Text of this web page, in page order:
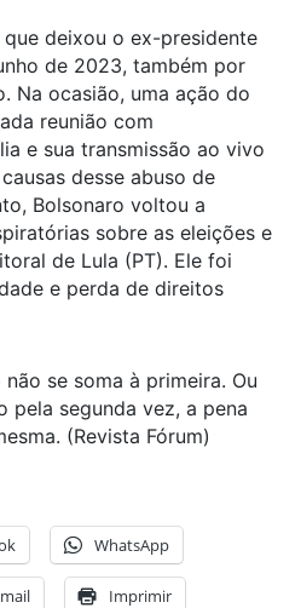
deixou o ex-presidente
de 2023, também por
Na ocasião, uma ação do
reunião com
e sua transmissão ao vivo
desse abuso de
Bolsonaro voltou a
sobre as eleições e
de Lula (PT). Ele foi
e perda de direitos
se soma à primeira. Ou
pela segunda vez, a pena
(Revista Fórum)
WhatsApp
Imprimir